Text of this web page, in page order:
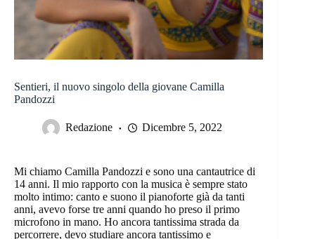
Sentieri, il nuovo singolo della giovane Camilla
Pandozzi
Redazione Dicembre 5, 2022
Mi chiamo Camilla Pandozzi e sono una cantautrice di
14 anni. Il mio rapporto con la musica è sempre stato
molto intimo: canto e suono il pianoforte già da tanti
anni, avevo forse tre anni quando ho preso il primo
microfono in mano. Ho ancora tantissima strada da
percorrere, devo studiare ancora tantissimo e